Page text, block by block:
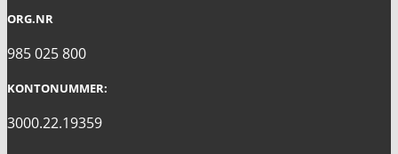
ORG.NR
985 025 800
KONTONUMMER:
3000.22.19359